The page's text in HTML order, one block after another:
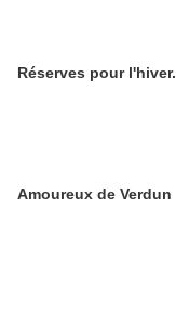
Réserves pour l'hiver.
Amoureux de Verdun